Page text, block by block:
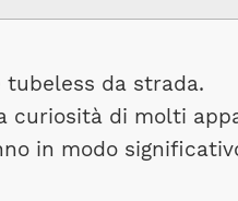
tubeless da strada.
curiosità di molti
in modo